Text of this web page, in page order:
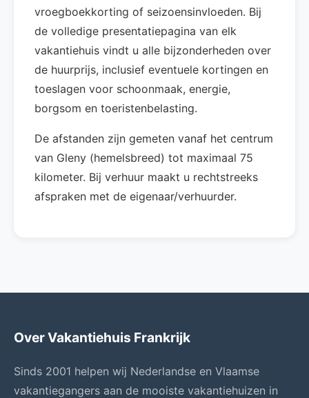
vroegboekkorting of seizoensinvloeden. Bij
de volledige presentatiepagina van elk
vakantiehuis vindt u alle bijzonderheden over
de huurprijs, inclusief eventuele kortingen en
toeslagen voor schoonmaak, energie,
borgsom en toeristenbelasting.
De afstanden zijn gemeten vanaf het centrum
van Gleny (hemelsbreed) tot maximaal 75
kilometer. Bij verhuur maakt u rechtstreeks
afspraken met de eigenaar/verhuurder.
Over Vakantiehuis Frankrijk
Sinds 2001 helpen wij Nederlandse en Vlaamse
vakantiegangers aan de mooiste vakantiehuizen in